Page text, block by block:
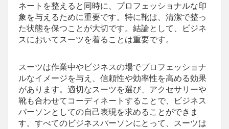
ネートを整えると同時に、プロフェッショナルな印
象を与えるために重要です。特に靴は、清潔で整っ
た状態を保つことが大切です。結論として、ビジネ
スにおいてスーツを着ることは重要です。
スーツは作業中やビジネスの場でプロフェッショナ
ルなイメージを与え、信頼性や効率性を高める効果
があります。適切なスーツを選び、アクセサリーや
靴も合わせてコーディネートすることで、ビジネス
パーソンとしての自己表現を求めることができま
す。すべてのビジネスパーソンにとって、スーツは